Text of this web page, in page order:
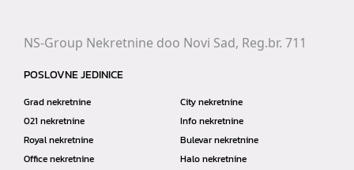
NS-Group Nekretnine doo Novi Sad, Reg.br. 711
POSLOVNE JEDINICE
Grad nekretnine
City nekretnine
021 nekretnine
Info nekretnine
Royal nekretnine
Bulevar nekretnine
Office nekretnine
Halo nekretnine